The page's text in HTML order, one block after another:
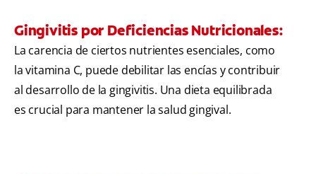
Gingivitis por Deficiencias Nutricionales:
La carencia de ciertos nutrientes esenciales, como
la vitamina C, puede debilitar las encías y contribuir
al desarrollo de la gingivitis. Una dieta equilibrada
es crucial para mantener la salud gingival.